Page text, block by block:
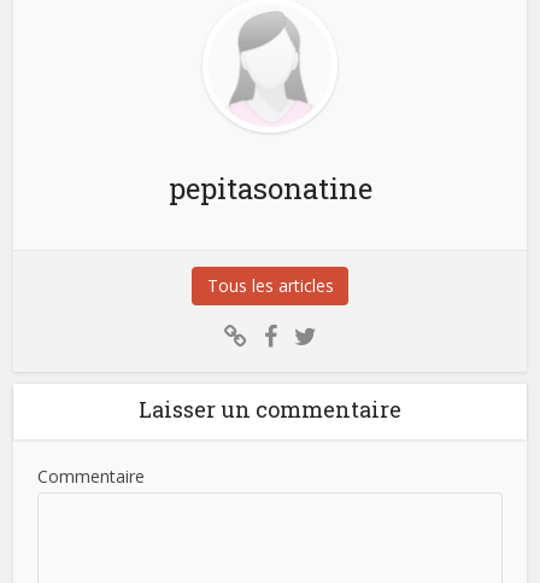
pepitasonatine
Tous les articles
Laisser un commentaire
Commentaire